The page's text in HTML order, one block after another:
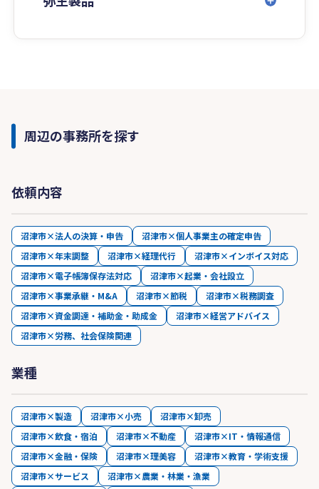
周辺の事務所を探す
依頼内容
沼津市×法人の決算・申告
沼津市×個人事業主の確定申告
沼津市×年末調整
沼津市×経理代行
沼津市×インボイス対応
沼津市×電子帳簿保存法対応
沼津市×起業・会社設立
沼津市×事業承継・M&A
沼津市×節税
沼津市×税務調査
沼津市×資金調達・補助金・助成金
沼津市×経営アドバイス
沼津市×労務、社会保険関連
業種
沼津市×製造 沼津市×小売
沼津市×卸売
沼津市×飲食・宿泊
沼津市×不動産
沼津市×IT・情報通信
沼津市×金融・保険
沼津市×理美容
沼津市×教育・学術支援
沼津市×サービス
沼津市×農業・林業・漁業